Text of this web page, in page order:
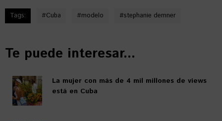
Tags: #Cuba #modelo #stephanie demner
Te puede interesar...
La mujer con más de 4 mil millones de views
está en Cuba